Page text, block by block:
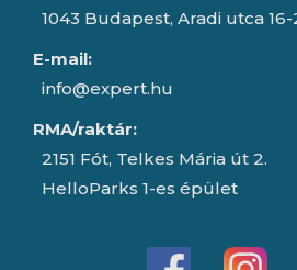
1043 Budapest, Aradi utca 16-
E-mail:
info@expert.hu
RMA/raktár:
2151 Fót, Telkes Mária út 2.
HelloParks 1-es épület